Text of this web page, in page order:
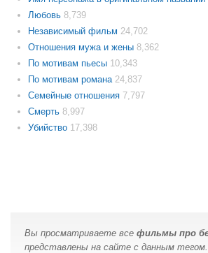
Любовь 8,739
Независимый фильм 24,702
Отношения мужа и жены 8,362
По мотивам пьесы 10,343
По мотивам романа 24,837
Семейные отношения 7,797
Смерть 8,997
Убийство 17,398
Вы просматриваете все фильмы про
представлены на сайте с данным